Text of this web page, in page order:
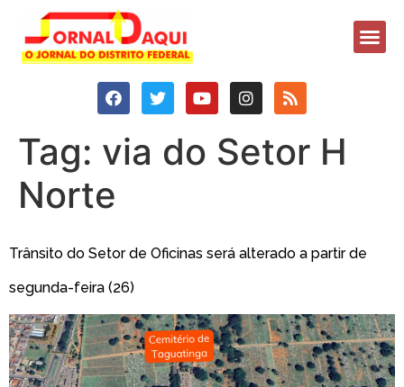
Tag: via do Setor H
Norte
Trânsito do Setor de Oficinas será alterado a partir de
segunda-feira (26)